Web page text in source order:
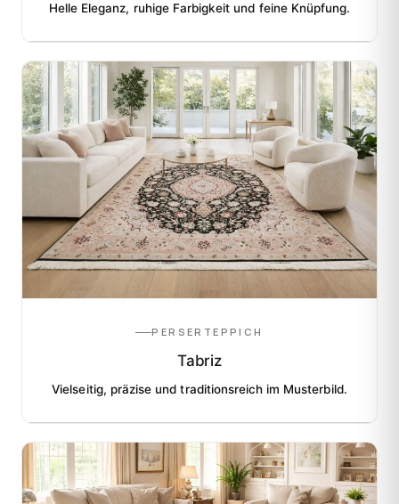
Helle Eleganz, ruhige Farbigkeit und feine Knüpfung.
PERSERTEPPICH
Tabriz
Vielseitig, präzise und traditionsreich im Musterbild.